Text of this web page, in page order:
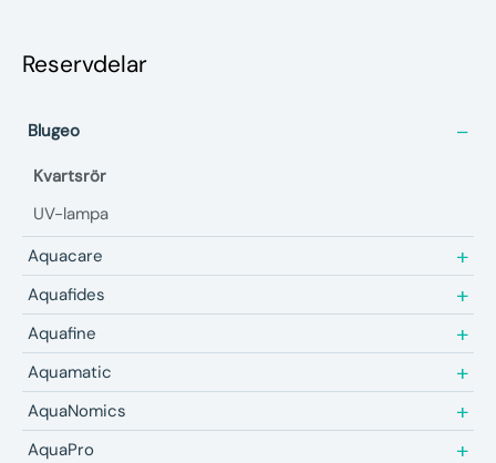
Aquacare
Aquafides
Aquafine
Aquamatic
AquaNomics
AquaPro
Blugeo
Kvartsrör
UV-lampa
Reservdelar